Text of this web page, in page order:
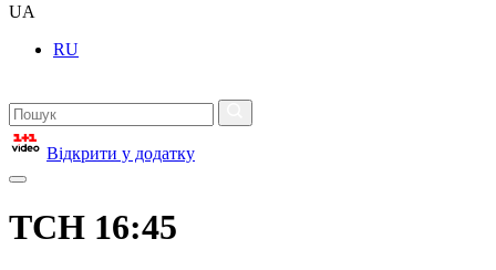
UA
RU
Відкрити у додатку
ТСН 16:45